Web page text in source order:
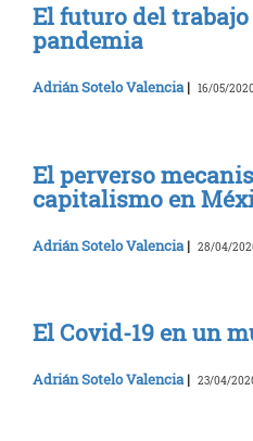
El futuro del
pandemia
Adrián Sotelo Valencia | 16/05/2020
El perverso
capitalismo en
Adrián Sotelo Valencia | 28/04/
El Covid-19 en un
Adrián Sotelo Valencia| 23/04/